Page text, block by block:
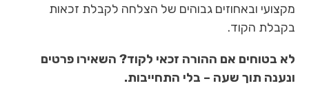
מקצועי ובאחוזים גבוהים של הצלחה לקבלת זכאות
בקבלת הקוד.
לא בטוחים אם ההורה זכאי לקוד? השאירו פרטים
ונענה תוך שעה – בלי התחייבות.